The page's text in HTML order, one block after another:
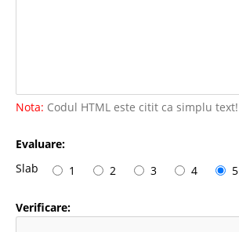
Nota: Codul HTML este citit ca simplu text!
Evaluare:
Slab
1 2 3 4 5
Verificare: